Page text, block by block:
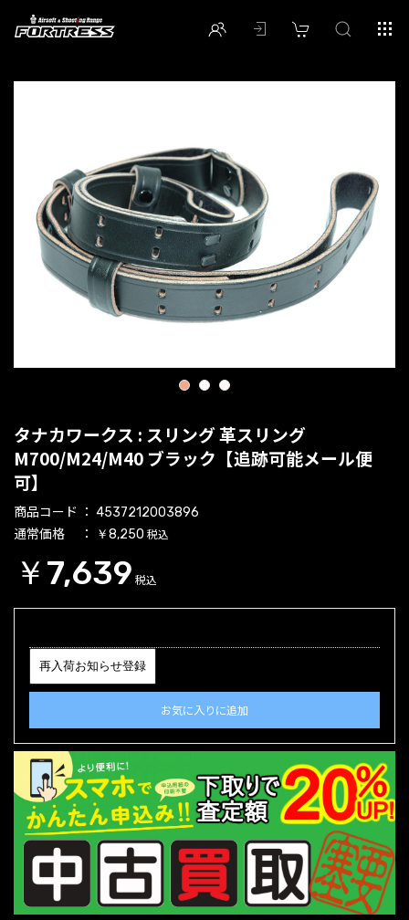
1 2 3
タナカワークス : スリング 革スリング
M700/M24/M40 ブラック【追跡可能メール便
可】
商品コード 4537212003896
通常価格 ￥8,250 税込
￥7,639 税込
再入荷お知らせ登録
お気に入りに追加